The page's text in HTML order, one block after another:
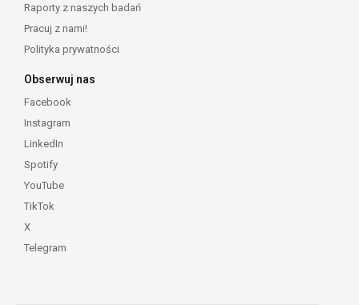
Raporty z naszych badań
Pracuj z nami!
Polityka prywatności
Obserwuj nas
Facebook
Instagram
LinkedIn
Spotify
YouTube
TikTok
X
Telegram